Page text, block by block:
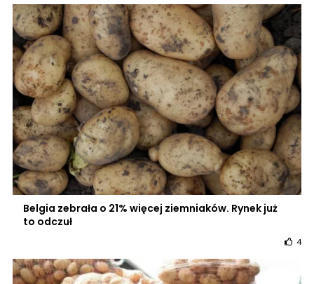
Belgia zebrała o 21% więcej ziemniaków. Rynek już
to odczuł
4